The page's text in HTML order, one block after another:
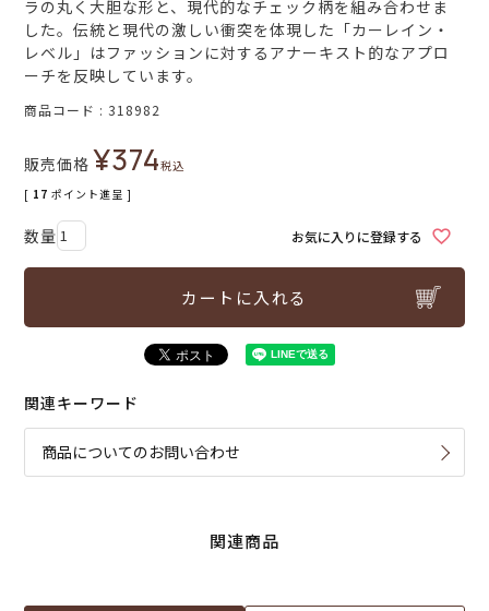
ラの丸く大胆な形と、現代的なチェック柄を組み合わせま
した。伝統と現代の激しい衝突を体現した「カーレイン・
レベル」はファッションに対するアナーキスト的なアプロ
ーチを反映しています。
商品コード 318982
販売価格 ¥374税込
[ 17 ポイント進呈 ]
お気に入りに登録する
カートに入れる
関連キーワード
商品についてのお問い合わせ
関連商品